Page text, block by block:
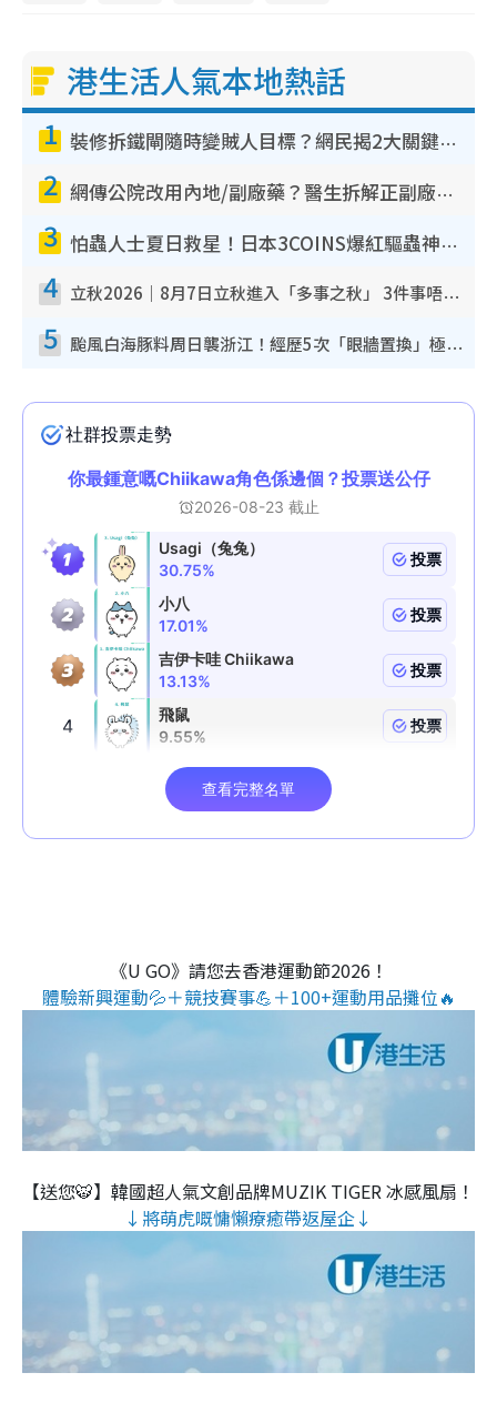
港生活人氣本地熱話
1 裝修拆鐵閘隨時變賊人目標？網民揭2大關鍵用途：裝新式等於白裝？附新舊鐵閘分別
2 網傳公院改用內地/副廠藥？醫生拆解正副廠分別 揭4類人換藥隨時出事
3 怕蟲人士夏日救星！日本3COINS爆紅驅蟲神器$45起 1招「全程免觸碰」輕鬆搞定小強
4 立秋2026｜8月7日立秋進入「多事之秋」 3件事唔做得！專家教6招開運 清枱頭／銀包納氣接好運
5 颱風白海豚料周日襲浙江！經歷5次「眼牆置換」極罕見 成登陸內地最長途颱風
《U GO》請您去香港運動節2026！
體驗新興運動💦＋競技賽事💪＋100+運動用品攤位🔥
【送您🐯】韓國超人氣文創品牌MUZIK TIGER 冰感風扇！
↓將萌虎嘅慵懶療癒帶返屋企↓